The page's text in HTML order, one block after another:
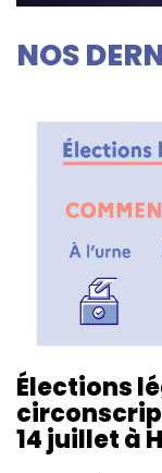
NOS
Élections
14 juillet à